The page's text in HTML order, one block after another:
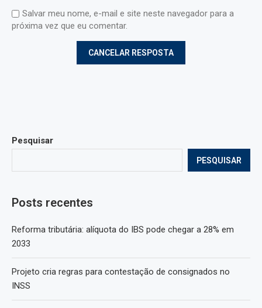
Salvar meu nome, e-mail e site neste navegador para a
próxima vez que eu comentar.
Pesquisar
PESQUISAR
Posts recentes
Reforma tributária: alíquota do IBS pode chegar a 28% em
2033
Projeto cria regras para contestação de consignados no
INSS